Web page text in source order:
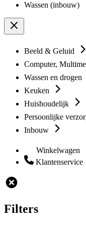
Wassen (inbouw)
Beeld & Geluid
Computer,
Wassen en drogen
Keuken
Huishoudelijk
Persoonlijke
Inbouw
Winkelwagen
Klantenservice
Filters